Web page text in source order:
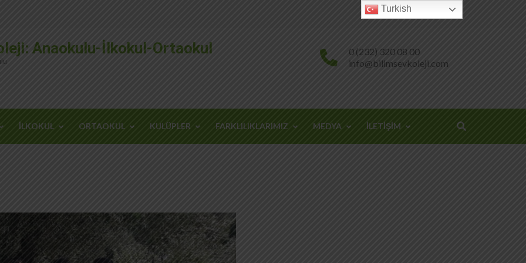
Anaokulu-İlkokul-Ortaokul
0 (232) 320 08 00
info@bilimsevkoleji.com
İLKOKUL ORTAOKUL KULÜPLER FARKLILIKLARIMIZ MEDYA İLETİŞİM
Turkish